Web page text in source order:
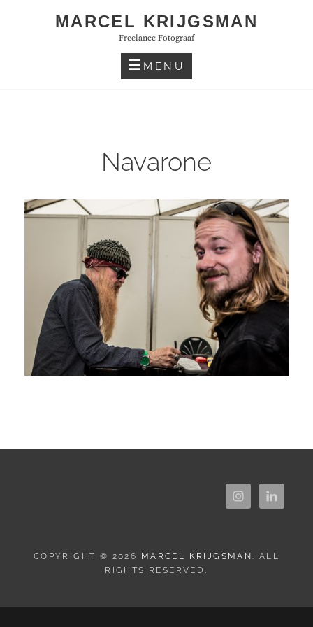
MARCEL KRIJGSMAN
Freelance Fotograaf
MENU
Navarone
COPYRIGHT © 2026 MARCEL KRIJGSMAN. ALL
RIGHTS RESERVED.